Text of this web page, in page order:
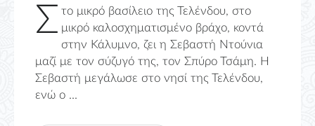
Σ το μικρό βασίλειο της Τελένδου, στο
μικρό καλοσχηματισμένο βράχο, κοντά
στην Κάλυμνο, ζει η Σεβαστή Ντούνια
μαζί με τον σύζυγό της, τον Σπύρο Τσάμη. Η
Σεβαστή μεγάλωσε στο νησί της Τελένδου,
ενώ ο ...